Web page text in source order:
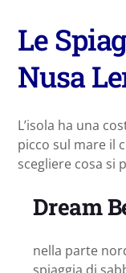
Le
Nusa
L’isola ha una
picco sul mare il
scegliere cosa si
Dream
nella parte